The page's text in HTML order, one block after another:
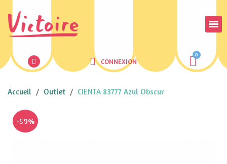
CONNEXION
Accueil Outlet CIENTA 83777 Azul Obscur
-50%